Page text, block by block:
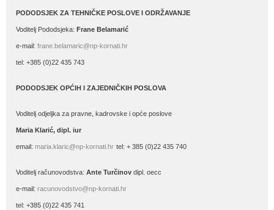
PODODSJEK ZA TEHNIČKE POSLOVE I ODRŽAVANJE
Voditelj Pododsjeka: Frane Belamarić
e-mail: frane.belamaric@np-kornati.hr
tel: +385 (0)22 435 743
PODODSJEK OPĆIH I ZAJEDNIČKIH POSLOVA
Voditelj odjeljka za pravne, kadrovske i opće poslove
Maria Klarić, dipl. iur
email: maria.klaric@np-kornati.hr tel: + 385 (0)22 435 740
Voditelj računovodstva: Ante Turčinov dipl. oecc
e-mail: racunovodstvo@np-kornati.hr
tel: +385 (0)22 435 741